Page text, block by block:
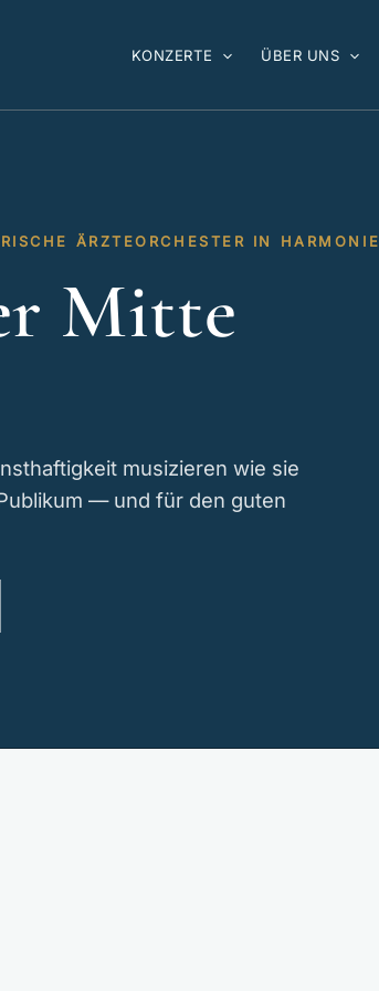
KONZERTE ÜBER UNS
ÄRZTEORCHESTER IN HARMONIE
Mitte
musizieren wie sie
— und für den guten